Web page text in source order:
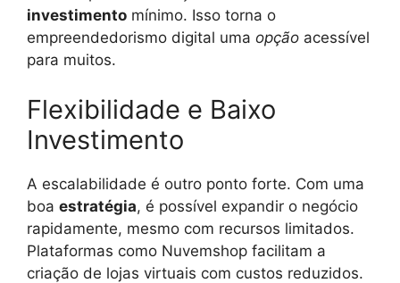
investimento mínimo. Isso torna o
empreendedorismo digital uma opção acessível
para muitos.
Flexibilidade e Baixo
Investimento
A escalabilidade é outro ponto forte. Com uma
boa estratégia, é possível expandir o negócio
rapidamente, mesmo com recursos limitados.
Plataformas como Nuvemshop facilitam a
criação de lojas virtuais com custos reduzidos.